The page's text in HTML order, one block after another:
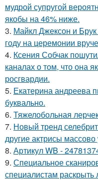
мудрой супругой
якобы на 46% ниже.
3. Майкл Джексон и
году на церемонии
4. Ксения Собчак
каналах о том, что она
росгвардии.
5. Екатерина андреева
буквально.
6. Тяжелобольная
7. Новый тренд
другие актрисы
8. Артикул WB -
9. Специальное
специалистам